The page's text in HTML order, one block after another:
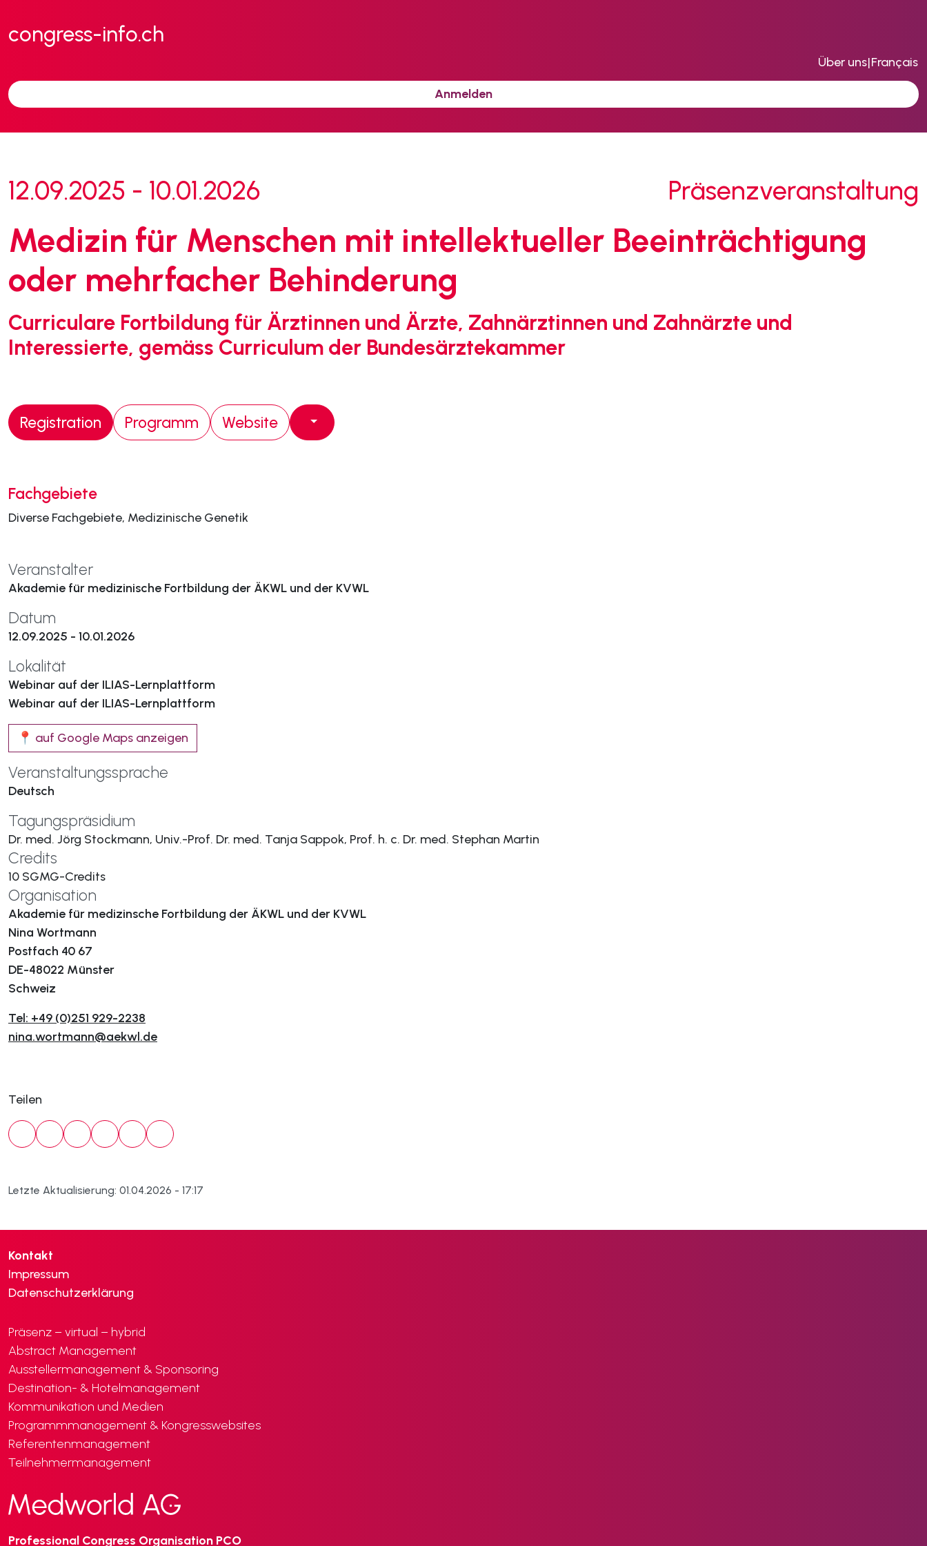
congress-info.ch
Über uns|Français
Anmelden
12.09.2025 - 10.01.2026 Präsenzveranstaltung
Medizin für Menschen mit intellektueller Beeinträchtigung
oder mehrfacher Behinderung
Curriculare Fortbildung für Ärztinnen und Ärzte, Zahnärztinnen und Zahnärzte und
Interessierte, gemäss Curriculum der Bundesärztekammer
Registration Programm Website
Fachgebiete
Diverse Fachgebiete, Medizinische Genetik
Veranstalter
Akademie für medizinische Fortbildung der ÄKWL und der KVWL
Datum
12.09.2025 - 10.01.2026
Lokalität
Webinar auf der ILIAS-Lernplattform
Webinar auf der ILIAS-Lernplattform
📍 auf Google Maps anzeigen
Veranstaltungssprache
Deutsch
Tagungspräsidium
Dr. med. Jörg Stockmann, Univ.-Prof. Dr. med. Tanja Sappok, Prof. h. c. Dr. med. Stephan Martin
Credits
10 SGMG-Credits
Organisation
Akademie für medizinsche Fortbildung der ÄKWL und der KVWL
Nina Wortmann
Postfach 40 67
DE-48022 Münster
Schweiz
Tel: +49 (0)251 929-2238
nina.wortmann@aekwl.de
Teilen
Letzte Aktualisierung: 01.04.2026 - 17:17
Kontakt
Impressum
Datenschutzerklärung
Professional Congress Organisation PCO
Präsenz – virtual – hybrid
Abstract Management
Ausstellermanagement & Sponsoring
Destination- & Hotelmanagement
Kommunikation und Medien
Programmmanagement & Kongresswebsites
Referentenmanagement
Teilnehmermanagement